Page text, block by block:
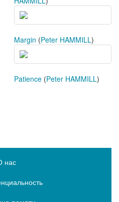
Margin (Peter HAMMILL)
Patience (Peter HAMMILL)
нас